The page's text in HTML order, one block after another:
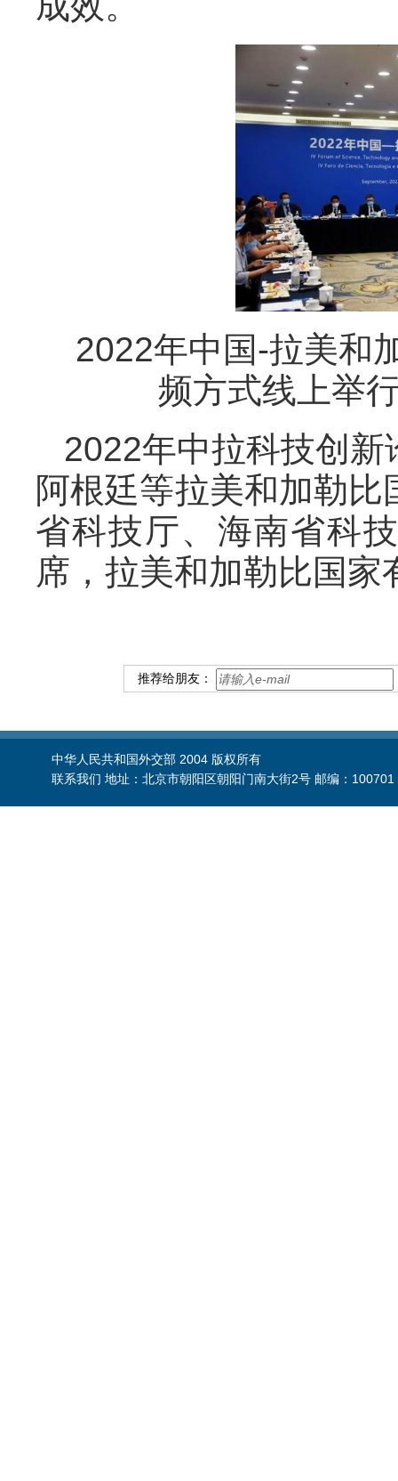
2022年中国-拉美和
频方式线上举
2022年中拉科技创
阿根廷等拉美和加勒
省科技厅、海南省科
席，拉美和加勒比国
推荐给朋友：
中华人民共和国外交部 2004 版权所有
联系我们 地址：北京市朝阳区朝阳门南大街2号 邮编：